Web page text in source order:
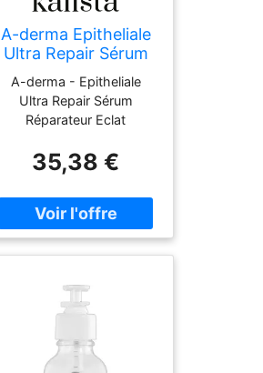
A-derma Epitheliale
Ultra Repair Sérum
Réparateur Eclat
Sérums & Huiles
A-derma - Epitheliale
Ultra Repair Sérum
Réparateur Eclat
35,38 €